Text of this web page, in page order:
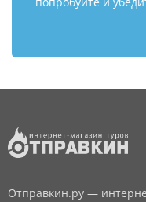
Отправкин.ру —